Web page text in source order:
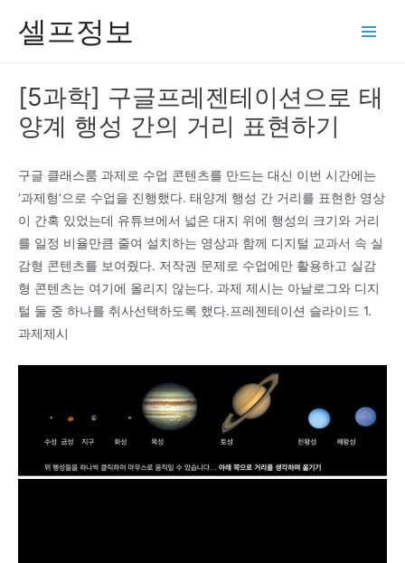
셀프정보
[5과학] 구글프레젠테이션으로 태
양계 행성 간의 거리 표현하기
구글 클래스룸 과제로 수업 콘텐츠를 만드는 대신 이번 시간에는
‘과제형’으로 수업을 진행했다. 태양계 행성 간 거리를 표현한 영상
이 간혹 있었는데 유튜브에서 넓은 대지 위에 행성의 크기와 거리
를 일정 비율만큼 줄여 설치하는 영상과 함께 디지털 교과서 속 실
감형 콘텐츠를 보여줬다. 저작권 문제로 수업에만 활용하고 실감
형 콘텐츠는 여기에 올리지 않는다. 과제 제시는 아날로그와 디지
털 둘 중 하나를 취사선택하도록 했다.프레젠테이션 슬라이드 1.
과제제시